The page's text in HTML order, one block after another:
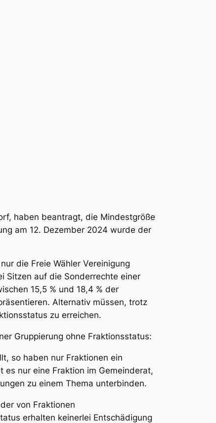
haben beantragt, die Mindestgröße
am 12. Dezember 2024 wurde der
die Freie Wähler Vereinigung
Sitzen auf die Sonderrechte einer
15,5 % und 18,4 % der
Alternativ müssen, trotz
zu erreichen.
Gruppierung ohne Fraktionsstatus:
so haben nur Fraktionen ein
nur eine Fraktion im Gemeinderat,
zu einem Thema unterbinden.
von Fraktionen
erhalten keinerlei Entschädigung